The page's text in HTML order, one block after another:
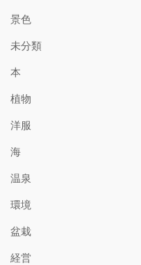
景色
未分類
本
植物
洋服
海
温泉
環境
盆栽
経営